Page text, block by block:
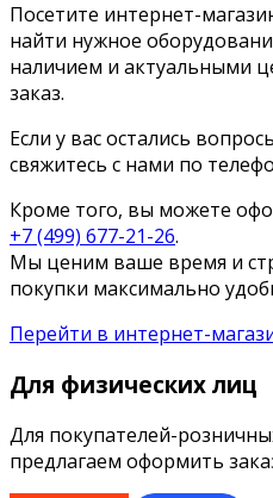
Посетите интернет-
найти нужное
наличием и актуальными
заказ.
Если у вас остались
свяжитесь с нами по
Кроме того, вы можете
+7 (499) 677-21-26.
Мы ценим ваше время и
покупки максимально
Перейти в интернет-
Для физических лиц
Для покупателей-
предлагаем оформить